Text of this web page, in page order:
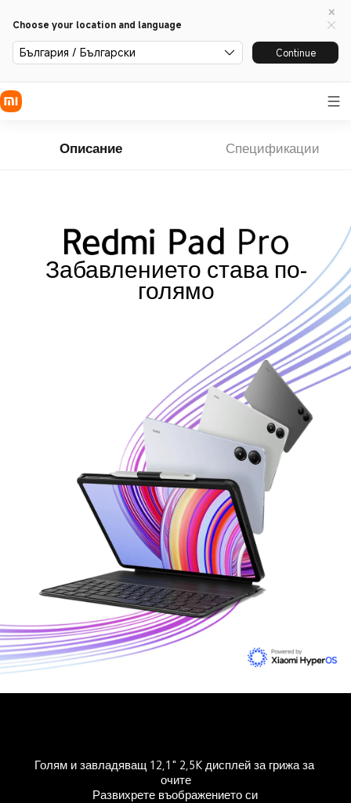
Choose your location and language
България / Български Continue
Описание Спецификации
Забавлението става по-
голямо
Голям и завладяващ 12,1" 2,5K дисплей за грижа за
очите
Развихрете въображението си